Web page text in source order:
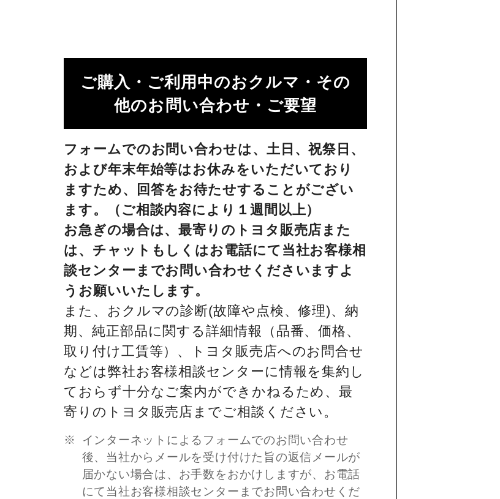
ご購入・ご利用中のおクルマ・その
他のお問い合わせ・ご要望​
フォームでのお問い合わせは、土日、祝祭日、
および年末年始等はお休みをいただいており
ますため、回答をお待たせすることがござい
ます。（ご相談内容により１週間以上）
お急ぎの場合は、最寄りのトヨタ販売店また
は、チャットもしくはお電話にて当社お客様相
談センターまでお問い合わせくださいますよ
うお願いいたします。
また、おクルマの診断(故障や点検、修理)、納
期、純正部品に関する詳細情報（品番、価格、
取り付け工賃等）、トヨタ販売店へのお問合せ
などは弊社お客様相談センターに情報を集約し
ておらず十分なご案内ができかねるため、最
寄りのトヨタ販売店までご相談ください。
インターネットによるフォームでのお問い合わせ
後、当社からメールを受け付けた旨の返信メールが
届かない場合は、お手数をおかけしますが、お電話
にて当社お客様相談センターまでお問い合わせくだ